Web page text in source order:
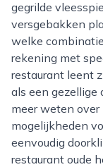
gegrilde
versgebakken
welke
rekening met
restaurant leent
als een gezellige
meer weten
mogelijkheden
eenvoudig
restaurant oude